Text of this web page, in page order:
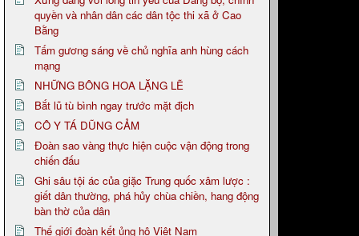
quyền và nhân dân các dân tộc thi xã ở Cao
Bằng
Tấm gương sáng về chủ nghĩa anh hùng cách
mạng
NHỮNG BÔNG HOA LẶNG LẼ
Bắt lũ tù bình ngay trước mặt địch
CÔ Y TÁ DŨNG CẢM
Đoàn sao vàng thực hiện cuộc vận động trong
chiến đấu
Ghi sâu tội ác của giặc Trung quốc xâm lược :
giết dân thường, phá hủy chùa chiền, hang động
bàn thờ của dân
Thế giới đoàn kết ủng hộ Việt Nam